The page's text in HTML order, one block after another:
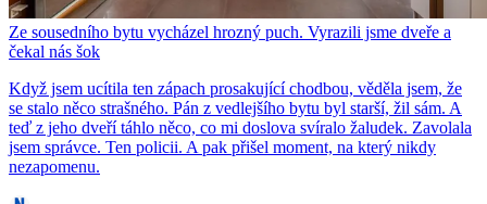
Ze sousedního bytu vycházel hrozný puch. Vyrazili jsme dveře a
čekal nás šok
Když jsem ucítila ten zápach prosakující chodbou, věděla jsem, že
se stalo něco strašného. Pán z vedlejšího bytu byl starší, žil sám. A
teď z jeho dveří táhlo něco, co mi doslova svíralo žaludek. Zavolala
jsem správce. Ten policii. A pak přišel moment, na který nikdy
nezapomenu.